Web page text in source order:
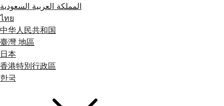
المملكة العربية السعودية
ไทย
中华人民共和国
臺灣 地區
日本
香港特別行政區
한국